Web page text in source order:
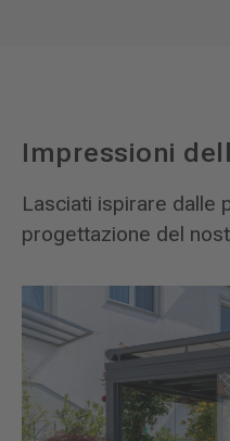
Impressioni
Lasciati ispirare dalle
progettazione del